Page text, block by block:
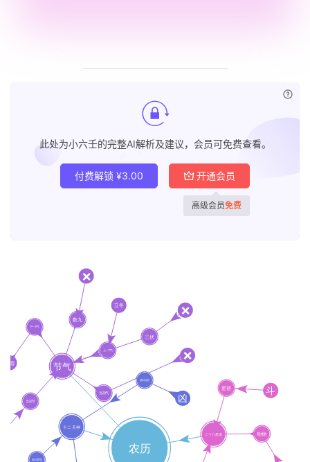
此处为小六壬的完整AI解析及建议，会员可免费查看。
付费解锁 ¥3.00 开通会员
高级会员免费